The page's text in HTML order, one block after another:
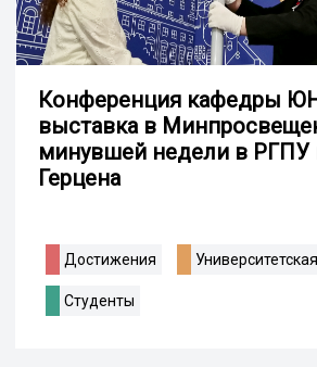
Конференция кафедры
выставка в
минувшей недели в РГПУ
Герцена
Достижения
Студенты